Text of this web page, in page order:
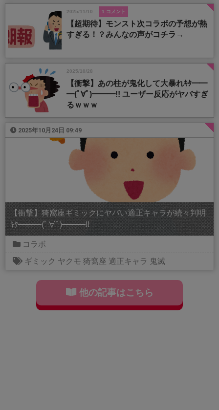
2025/11/10 1 コメント
【超期待】モンスト次コラボの予想が熱
すぎる！？みんなの声がコチラ→
2025/10/28
【衝撃】あの柱が鬼化して大暴れｷﾀ━━
━(ﾟ∀ﾟ)━━━!! ユーザー反応がヤバすぎ
るｗｗｗ
2025年10月24日 09:49
【衝撃】猗窩座ギミックにヤバい適正キャラが続々判明
ｷﾀ━━━(ﾟ∀ﾟ)━━━!!
コラボ
ギミック ヤクモ 猗窩座 適正キャラ 鬼滅
他の記事はこちら